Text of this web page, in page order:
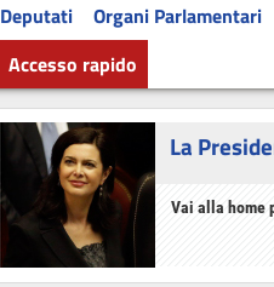
Deputati Organi Parlamentari
Accesso rapido
La
Vai alla home